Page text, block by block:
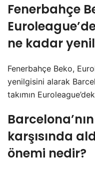
Fenerbahçe
ne kadar
Fenerbahçe Beko,
yenilgisini alarak
takımın
karşısında
önemi nedir?